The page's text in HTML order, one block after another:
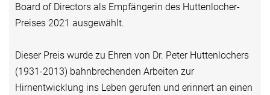
Board of Directors als Empfängerin des Huttenlocher-
Preises 2021 ausgewählt.
Dieser Preis wurde zu Ehren von Dr. Peter Huttenlochers
(1931-2013) bahnbrechenden Arbeiten zur
Hirnentwicklung ins Leben gerufen und erinnert an einen